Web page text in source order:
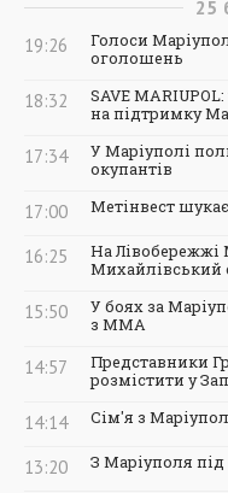
25
19:26
Голоси
оголошень
18:32
SAVE
на підтримку
17:34
У Маріуполі
окупантів
17:00 Метінвест
16:25
На Лівобережжі
15:50
У боях за
з ММА
14:57
Представники
розмістити у
14:14 Сім'я з
13:20 З Маріуполя